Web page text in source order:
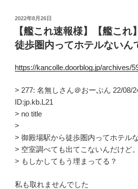
投
日:
2022年8月26日
【艦これ速報様】【艦これ
徒歩圏内ってホテルないん
https://kancolle.doorblog.jp/archives/
> 277: 名無しさん＠おーぷん 22/08/
ID:jp.kb.L21
> no title
>
> 御殿場駅から徒歩圏内ってホテル
> 空室調べても出てこないんだけど。
> もしかしてもう埋まってる？
私も取れませんでした